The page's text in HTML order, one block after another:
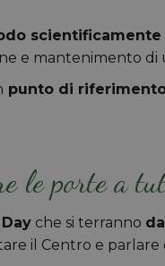
e mantenimento di
punto di
le porte a
che si terranno
il Centro e